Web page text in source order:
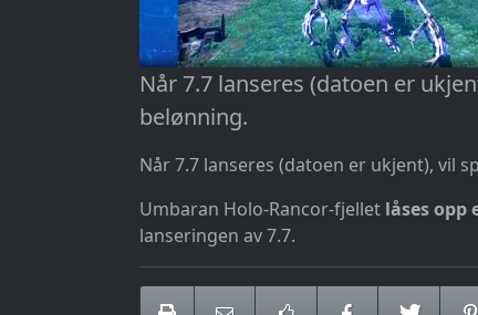
Når 7.7 lanseres (datoen er
belønning.
Når 7.7 lanseres (datoen er ukjent), vil
Umbaran Holo-Rancor-fjellet låses opp
lanseringen av 7.7.